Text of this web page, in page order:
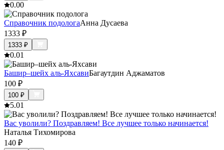
0.00
Справочник подологаАнна Дусаева
1333 ₽
1333 ₽
0.01
Башир–шейх аль-ЯхсавиБагаутдин Аджаматов
100 ₽
100 ₽
5.01
Вас уволили? Поздравляем! Все лучшее только начинается!
Наталья Тихомирова
140 ₽